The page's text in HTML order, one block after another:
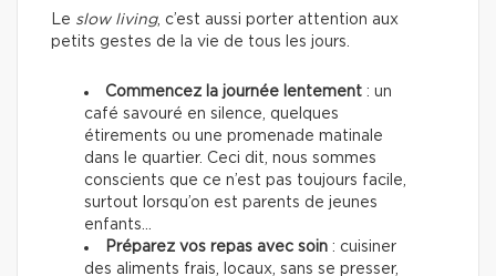
Le slow living, c’est aussi porter attention aux
petits gestes de la vie de tous les jours.
Commencez la journée lentement : un
café savouré en silence, quelques
étirements ou une promenade matinale
dans le quartier. Ceci dit, nous sommes
conscients que ce n’est pas toujours facile,
surtout lorsqu’on est parents de jeunes
enfants…
Préparez vos repas avec soin : cuisiner
des aliments frais, locaux, sans se presser,